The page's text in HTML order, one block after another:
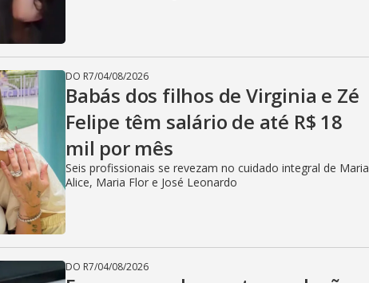
DO R7/04/08/2026
Babás dos filhos de Virginia e Zé
Felipe têm salário de até R$ 18
mil por mês
Seis profissionais se revezam no cuidado integral de Maria
Alice, Maria Flor e José Leonardo
DO R7/04/08/2026